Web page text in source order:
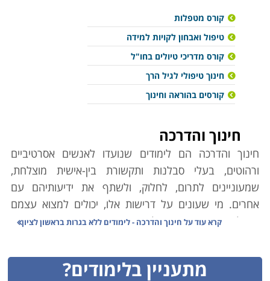
קורס מטפלות
טיפול ואבחון לקויות למידה
קורס מדריכי טיולים בחו"ל
חינוך טיפולי לגיל הרך
קורסים בהוראה וחינוך
חינוך והדרכה
חינוך והדרכה הם לימודים שנועדו לאנשים אסרטיביים
ורהוטים, בעלי סבלנות ותקשורת בין-אישית מוצלחת,
שמעוניינים לתרום, לחלוק, ולשתף את ידיעותיהם עם
אחרים. מי שעונים על דרישות אלו, יכולים למצוא עצמם
בנקל באחד מתחומי הלימוד המוצגים בין הדפים הבאים
אותה הם מעוניינים לרכוש לשם כך. שפע האפשרויות
מאפשר לכל אחד שרוצה בכך למצוא תחום עניין ואפיק
קרא עוד על חינוך והדרכה - לימודים ללא בגרות בראשון לציון
מתעניין בלימודים?